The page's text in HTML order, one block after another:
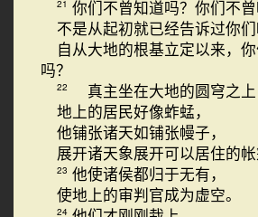
21 你们不曾知道吗？你们不曾
不是从起初就已经告诉过你们
自从大地的根基立定以来，
吗？
22
真主坐在大地的圆穹之上
地上的居民好像蚱蜢，
他铺张诸天如铺张幔子，
展开诸天象展开可以居住的帐
23 他使诸侯都归于无有，
使地上的审判官成为虚空。
24